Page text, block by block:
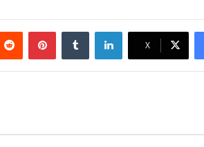
‫X
لينكدإن